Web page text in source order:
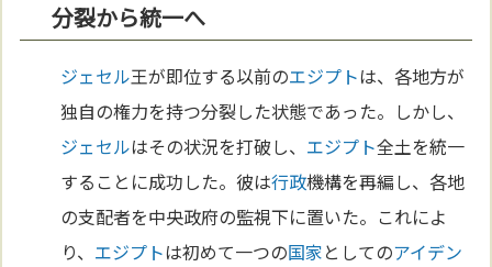
分裂から統一へ
ジェセル王が即位する以前のエジプトは、各地方が
独自の権力を持つ分裂した状態であった。しかし、
ジェセルはその状況を打破し、 エジプト全土を統一
することに成功した。彼は行政機構を再編し、各地
の支配者を中央政府の監視下に置いた。これによ
り、 エジプトは初めて一つの国家としてのアイデン